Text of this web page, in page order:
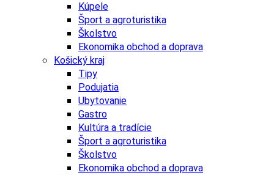
Kúpele
Šport a agroturistika
Školstvo
Ekonomika obchod a doprava
Košický kraj
Tipy
Podujatia
Ubytovanie
Gastro
Kultúra a tradície
Šport a agroturistika
Školstvo
Ekonomika obchod a doprava